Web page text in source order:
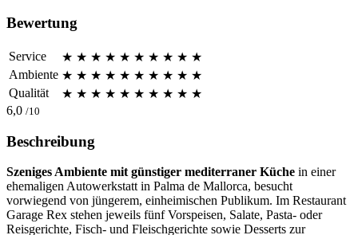
Bewertung
Service ★ ★ ★ ★ ★ ★ ★ ★ ★ ★
Ambiente ★ ★ ★ ★ ★ ★ ★ ★ ★ ★
Qualität
★ ★ ★ ★ ★ ★ ★ ★ ★ ★
6,0 /10
Beschreibung
Szeniges Ambiente mit günstiger mediterraner Küche in einer
ehemaligen Autowerkstatt in Palma de Mallorca, besucht
vorwiegend von jüngerem, einheimischen Publikum. Im Restaurant
Garage Rex stehen jeweils fünf Vorspeisen, Salate, Pasta- oder
Reisgerichte, Fisch- und Fleischgerichte sowie Desserts zur